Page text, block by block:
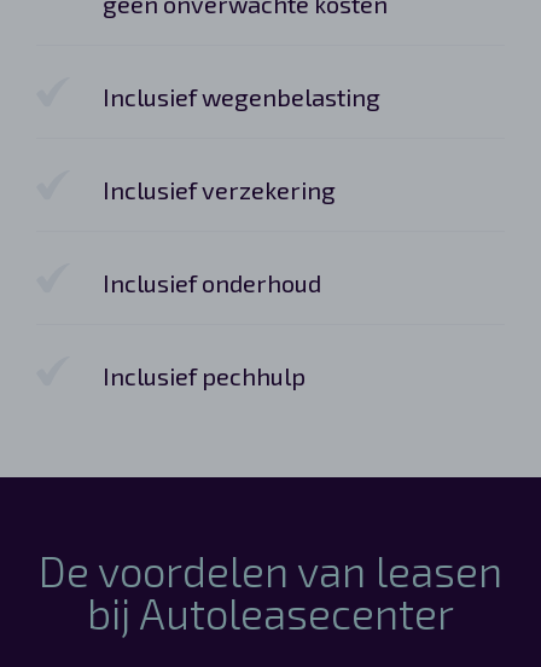
Inclusief wegenbelasting
Inclusief verzekering
Inclusief onderhoud
Inclusief pechhulp
De voordelen van leasen
bij Autoleasecenter